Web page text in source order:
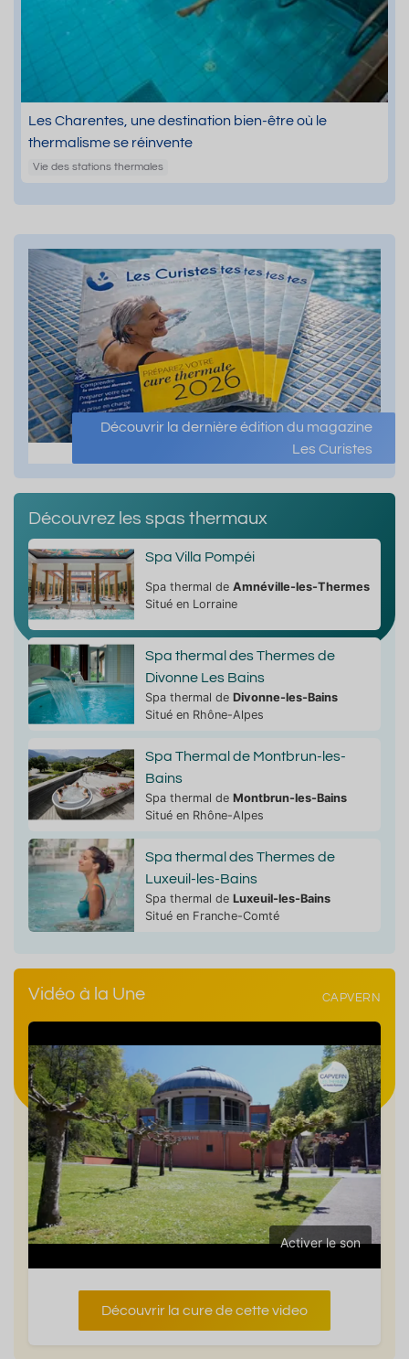
Les Charentes, une destination bien-être où le
thermalisme se réinvente
Vie des stations thermales
Découvrir la dernière édition du magazine
Les Curistes
Découvrez les spas thermaux
Spa Villa Pompéi
Spa thermal de Amnéville-les-Thermes
Situé en Lorraine
Spa thermal des Thermes de
Divonne Les Bains
Spa thermal de Divonne-les-Bains
Situé en Rhône-Alpes
Spa Thermal de Montbrun-les-
Bains
Spa thermal de Montbrun-les-Bains
Situé en Rhône-Alpes
Spa thermal des Thermes de
Luxeuil-les-Bains
Spa thermal de Luxeuil-les-Bains
Situé en Franche-Comté
Vidéo à la Une CAPVERN
Activer le son
Découvrir la cure de cette video